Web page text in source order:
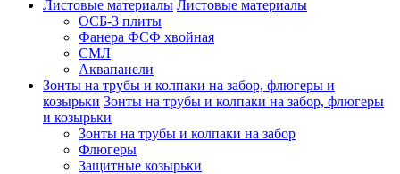
Листовые материалы Листовые материалы
ОСБ-3 плиты
Фанера ФСФ хвойная
СМЛ
Аквапанели
Зонты на трубы и колпаки на забор, флюгеры и
козырьки Зонты на трубы и колпаки на забор, флюгеры
и козырьки
Зонты на трубы и колпаки на забор
Флюгеры
Защитные козырьки